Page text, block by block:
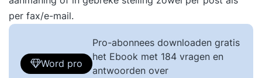
per fax/e-mail.
Word pro
Pro-abonnees downloaden gratis
het Ebook met 184 vragen en
antwoorden over